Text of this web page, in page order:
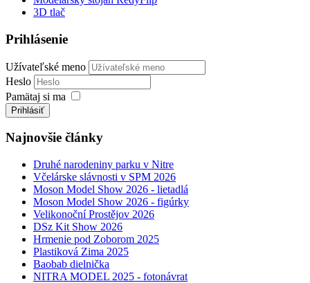
3D tlač
Prihlásenie
Užívateľské meno
Heslo
Pamätaj si ma
Prihlásiť
Najnovšie články
Druhé narodeniny parku v Nitre
Včelárske slávnosti v SPM 2026
Moson Model Show 2026 - lietadlá
Moson Model Show 2026 - figúrky
Velikonoční Prostějov 2026
DSz Kit Show 2026
Hrmenie pod Zoborom 2025
Plastiková Zima 2025
Baobab dielnička
NITRA MODEL 2025 - fotonávrat